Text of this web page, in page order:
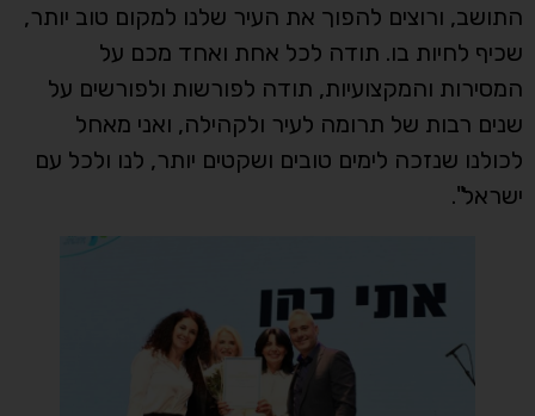
התושב, ורוצים להפוך את העיר שלנו למקום טוב יותר,
שכיף לחיות בו. תודה לכל אחת ואחד מכם על
המסירות והמקצועיות, תודה לפורשות ולפורשים על
שנים רבות של תרומה לעיר ולקהילה, ואני מאחל
לכולנו שנזכה לימים טובים ושקטים יותר, לנו ולכל עם
ישראל".